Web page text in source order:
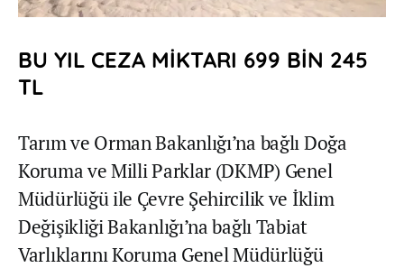
BU YIL CEZA MİKTARI 699 BİN 245
TL
Tarım ve Orman Bakanlığı’na bağlı Doğa
Koruma ve Milli Parklar (DKMP) Genel
Müdürlüğü ile Çevre Şehircilik ve İklim
Değişikliği Bakanlığı’na bağlı Tabiat
Varlıklarını Koruma Genel Müdürlüğü